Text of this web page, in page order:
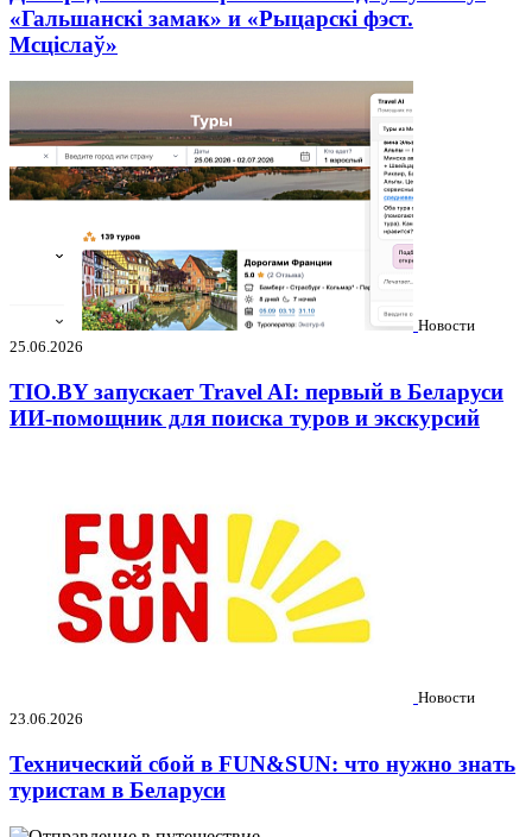
«Гальшанскі замак» и «Рыцарскі фэст.
Мсціслаў»
Новости
25.06.2026
TIO.BY запускает Travel AI: первый в Беларуси
ИИ-помощник для поиска туров и экскурсий
Новости
23.06.2026
Технический сбой в FUN&SUN: что нужно знать
туристам в Беларуси